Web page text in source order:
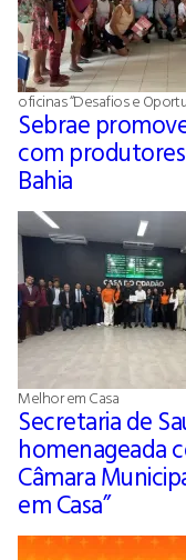
oficinas “Desafios e
Sebrae
com
Bahia
Melhor em Casa
Secretaria de
homenageada
Câmara
em Casa”